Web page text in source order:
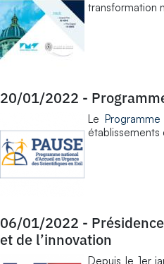
transformation
20/01/2022 -
Le
établissements
06/01/2022 -
et de l’innovation
Depuis le 1er